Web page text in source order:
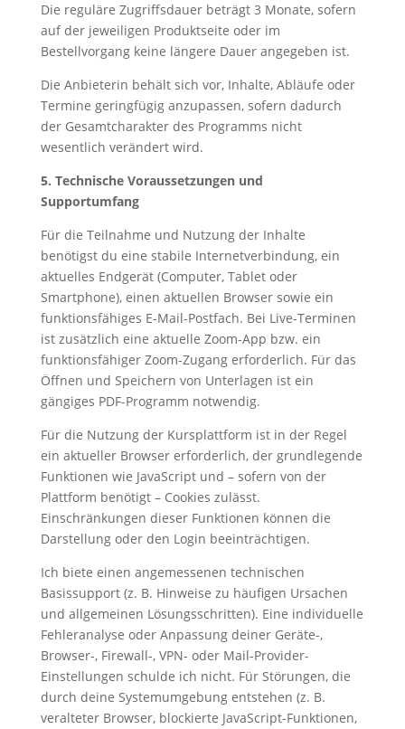
Die reguläre Zugriffsdauer beträgt 3 Monate, sofern
auf der jeweiligen Produktseite oder im
Bestellvorgang keine längere Dauer angegeben ist.
Die Anbieterin behält sich vor, Inhalte, Abläufe oder
Termine geringfügig anzupassen, sofern dadurch
der Gesamtcharakter des Programms nicht
wesentlich verändert wird.
5. Technische Voraussetzungen und
Supportumfang
Für die Teilnahme und Nutzung der Inhalte
benötigst du eine stabile Internetverbindung, ein
aktuelles Endgerät (Computer, Tablet oder
Smartphone), einen aktuellen Browser sowie ein
funktionsfähiges E-Mail-Postfach. Bei Live-Terminen
ist zusätzlich eine aktuelle Zoom-App bzw. ein
funktionsfähiger Zoom-Zugang erforderlich. Für das
Öffnen und Speichern von Unterlagen ist ein
gängiges PDF-Programm notwendig.
Für die Nutzung der Kursplattform ist in der Regel
ein aktueller Browser erforderlich, der grundlegende
Funktionen wie JavaScript und – sofern von der
Plattform benötigt – Cookies zulässt.
Einschränkungen dieser Funktionen können die
Darstellung oder den Login beeinträchtigen.
Ich biete einen angemessenen technischen
Basissupport (z. B. Hinweise zu häufigen Ursachen
und allgemeinen Lösungsschritten). Eine individuelle
Fehleranalyse oder Anpassung deiner Geräte-,
Browser-, Firewall-, VPN- oder Mail-Provider-
Einstellungen schulde ich nicht. Für Störungen, die
durch deine Systemumgebung entstehen (z. B.
veralteter Browser, blockierte JavaScript-Funktionen,